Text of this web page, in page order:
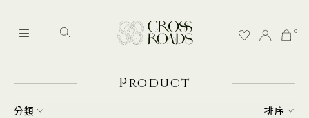
0
Product
排序
分類